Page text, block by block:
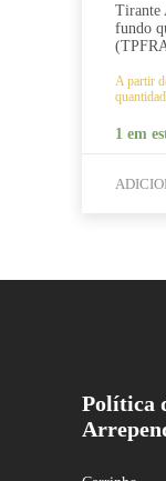
Tirante
fundo
A partir
1 em
Política